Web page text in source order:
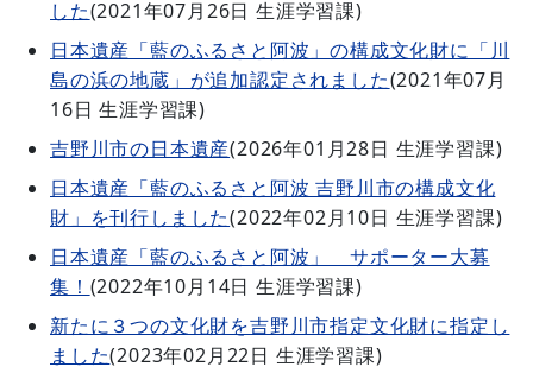
した(2021年07月26日 生涯学習課)
日本遺産「藍のふるさと阿波」の構成文化財に「川
島の浜の地蔵」が追加認定されました(2021年07月
16日 生涯学習課)
吉野川市の日本遺産(2026年01月28日 生涯学習課)
日本遺産「藍のふるさと阿波 吉野川市の構成文化
財」を刊行しました(2022年02月10日 生涯学習課)
日本遺産「藍のふるさと阿波」 サポーター大募
集！ (2022年10月14日 生涯学習課)
新たに３つの文化財を吉野川市指定文化財に指定し
ました(2023年02月22日 生涯学習課)